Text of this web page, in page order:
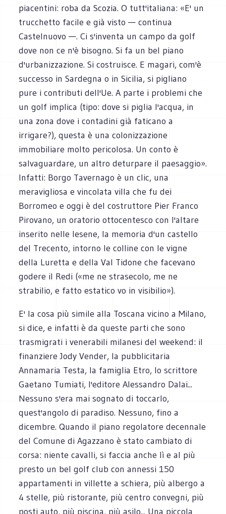
piacentini: roba da Scozia. O tutt'italiana: «E' un
trucchetto facile e già visto — continua
Castelnuovo —. Ci s'inventa un campo da golf
dove non ce n'è bisogno. Si fa un bel piano
d'urbanizzazione. Si costruisce. E magari, com'è
successo in Sardegna o in Sicilia, si pigliano
pure i contributi dell'Ue. A parte i problemi che
un golf implica (tipo: dove si piglia l'acqua, in
una zona dove i contadini già faticano a
irrigare?), questa è una colonizzazione
immobiliare molto pericolosa. Un conto è
salvaguardare, un altro deturpare il paesaggio».
Infatti: Borgo Tavernago è un clic, una
meravigliosa e vincolata villa che fu dei
Borromeo e oggi è del costruttore Pier Franco
Pirovano, un oratorio ottocentesco con l'altare
inserito nelle lesene, la memoria d'un castello
del Trecento, intorno le colline con le vigne
della Luretta e della Val Tidone che facevano
godere il Redi («me ne strasecolo, me ne
strabilio, e fatto estatico vo in visibilio»).
E' la cosa più simile alla Toscana vicino a Milano,
si dice, e infatti è da queste parti che sono
trasmigrati i venerabili milanesi del weekend: il
finanziere Jody Vender, la pubblicitaria
Annamaria Testa, la famiglia Etro, lo scrittore
Gaetano Tumiati, l'editore Alessandro Dalai...
Nessuno s'era mai sognato di toccarlo,
quest'angolo di paradiso. Nessuno, fino a
dicembre. Quando il piano regolatore decennale
del Comune di Agazzano è stato cambiato di
corsa: niente cavalli, si faccia anche lì e al più
presto un bel golf club con annessi 150
appartamenti in villette a schiera, più albergo a
4 stelle, più ristorante, più centro convegni, più
posti auto, più piscina, più asilo... Una piccola